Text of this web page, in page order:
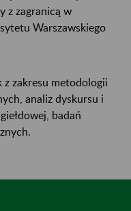
z zagranicą w
Warszawskiego
zakresu metodologii
analiz dyskursu i
badań